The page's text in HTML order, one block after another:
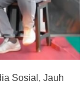
Sosial, Jauh